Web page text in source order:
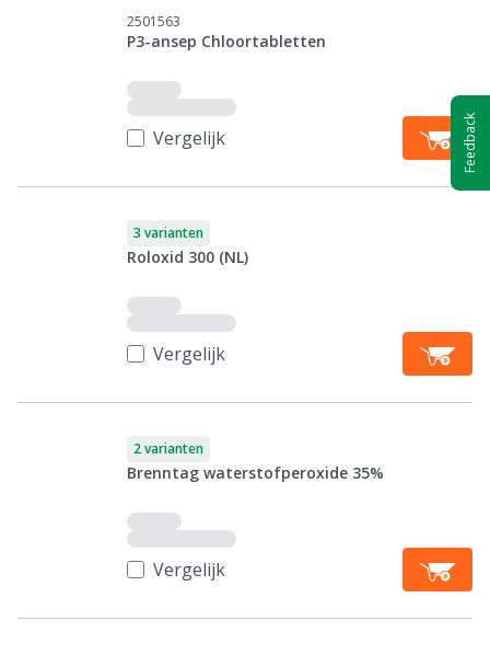
2501563
P3-ansep Chloortabletten
Vergelijk
3 varianten
Roloxid 300 (NL)
Vergelijk
2 varianten
Brenntag waterstofperoxide 35%
Vergelijk
Feedback